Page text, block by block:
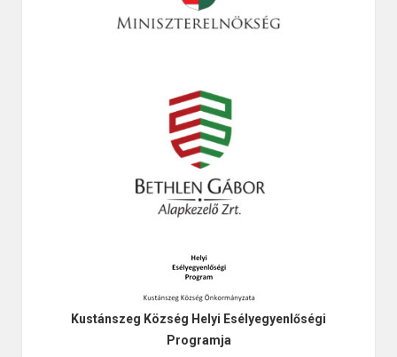
Kustánszeg Község Helyi Esélyegyenlőségi
Programja